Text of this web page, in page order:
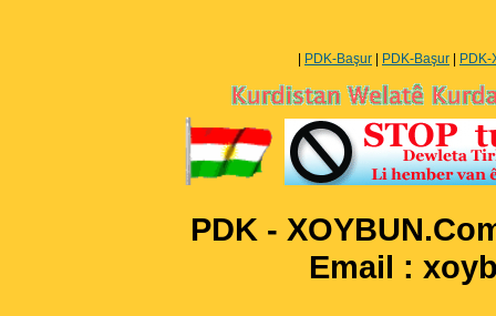
PDK-Başur PDK-Başur
PDK -
Email :